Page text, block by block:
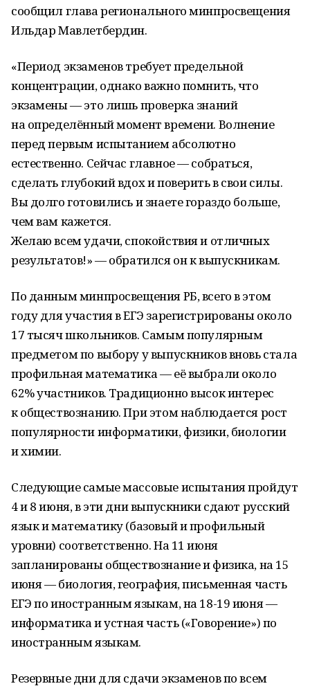
сообщил глава регионального минпросвещения
Ильдар Мавлетбердин.
«Период экзаменов требует предельной
концентрации, однако важно помнить, что
экзамены — это лишь проверка знаний
на определённый момент времени. Волнение
перед первым испытанием абсолютно
естественно. Сейчас главное — собраться,
сделать глубокий вдох и поверить в свои силы.
Вы долго готовились и знаете гораздо больше,
чем вам кажется.
Желаю всем удачи, спокойствия и отличных
результатов!» — обратился он к выпускникам.
По данным минпросвещения РБ, всего в этом
году для участия в ЕГЭ зарегистрированы около
17 тысяч школьников. Самым популярным
предметом по выбору у выпускников вновь стала
профильная математика — её выбрали около
62% участников. Традиционно высок интерес
к обществознанию. При этом наблюдается рост
популярности информатики, физики, биологии
и химии.
Следующие самые массовые испытания пройдут
4 и 8 июня, в эти дни выпускники сдают русский
язык и математику (базовый и профильный
уровни) соответственно. На 11 июня
запланированы обществознание и физика, на 15
июня — биология, география, письменная часть
ЕГЭ по иностранным языкам, на 18-19 июня —
информатика и устная часть («Говорение») по
иностранным языкам.
Резервные дни для сдачи экзаменов по всем